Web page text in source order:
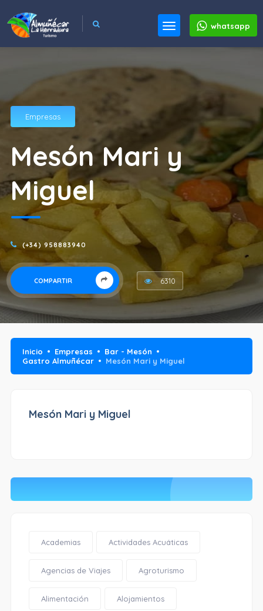
whatsapp
Empresas
Mesón Mari y
Miguel
(+34) 958883940
COMPARTIR 6310
Inicio Empresas
Bar - Mesón
Gastro Almuñécar
Mesón Mari y Miguel
Mesón Mari y Miguel
Academias Actividades Acuáticas
Agencias de Viajes Agroturismo
Alimentación Alojamientos